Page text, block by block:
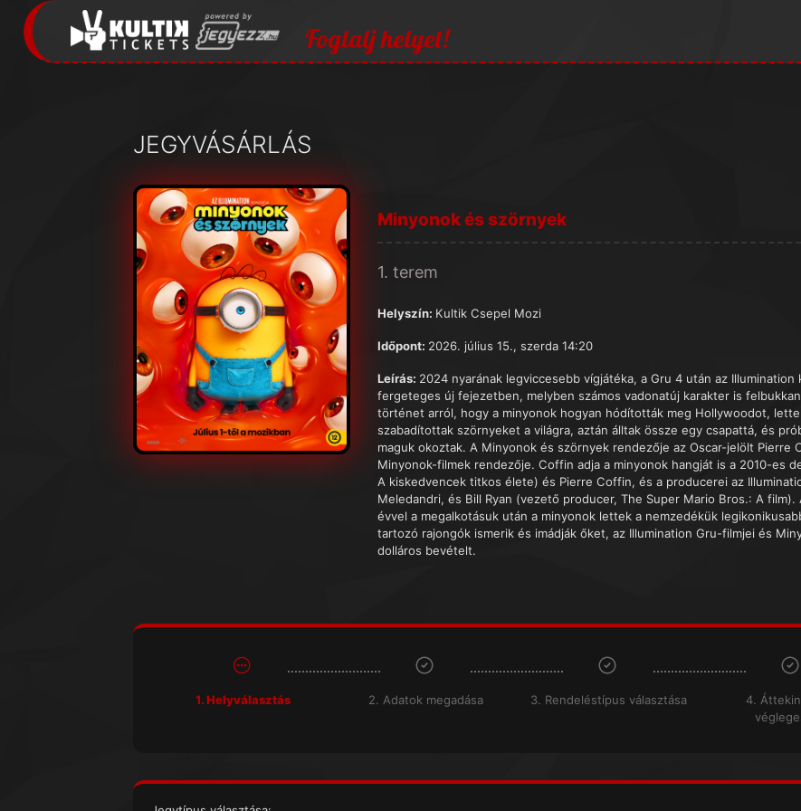
Foglalj helyet!
JEGYVÁSÁRLÁS
Minyonok és szörnyek
1. terem
Helyszín: Kultik Csepel Mozi
Időpont: 2026. július 15., szerda 14:20
Leírás: 2024 nyarának legviccesebb vígjátéka, a Gru 4 után az
fergeteges új fejezetben, melyben számos vadonatúj karakter is
történet arról, hogy a minyonok hogyan hódították meg Hollywoodot,
szabadítottak szörnyeket a világra, aztán álltak össze egy csapattá, és
maguk okoztak. A Minyonok és szörnyek rendezője az Oscar-jelölt Pierre
Minyonok-filmek rendezője. Coffin adja a minyonok hangját is a 2010-es
A kiskedvencek titkos élete) és Pierre Coffin, és a producerei az
Meledandri, és Bill Ryan (vezető producer, The Super Mario Bros.: A
évvel a megalkotásuk után a minyonok lettek a nemzedékük
tartozó rajongók ismerik és imádják őket, az Illumination Gru-filmjei és
dolláros bevételt.
1. Helyválasztás 2. Adatok megadása 3. Rendeléstípus választása
4.